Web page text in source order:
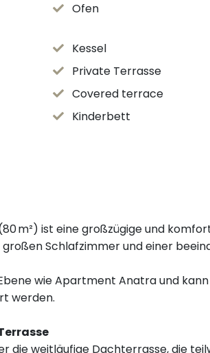
Ofen
Kessel
Private Terrasse
Covered terrace
Kinderbett
m²) ist eine großzügige und
Schlafzimmer und einer
wie Apartment Anatra und
werden.
die weitläufige Dachterrasse, die